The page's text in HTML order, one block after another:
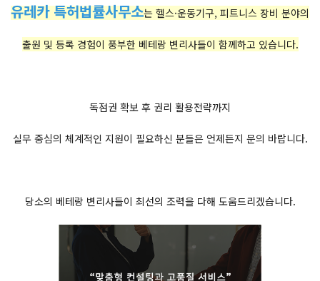
유레카 특허법률사무소는 헬스·운동기구, 피트니스 장비 분야의
출원 및 등록 경험이 풍부한 베테랑 변리사들이 함께하고 있습니다.
독점권 확보 후 권리 활용전략까지
실무 중심의 체계적인 지원이 필요하신 분들은 언제든지 문의 바랍니다.
당소의 베테랑 변리사들이 최선의 조력을 다해 도움드리겠습니다.